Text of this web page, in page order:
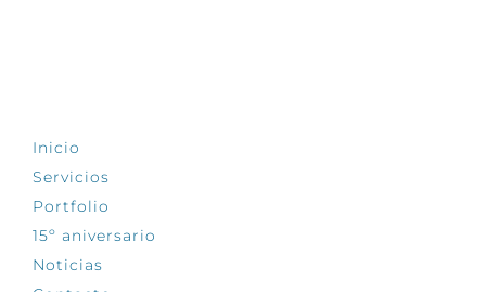
Inicio
Servicios
Portfolio
15º aniversario
Noticias